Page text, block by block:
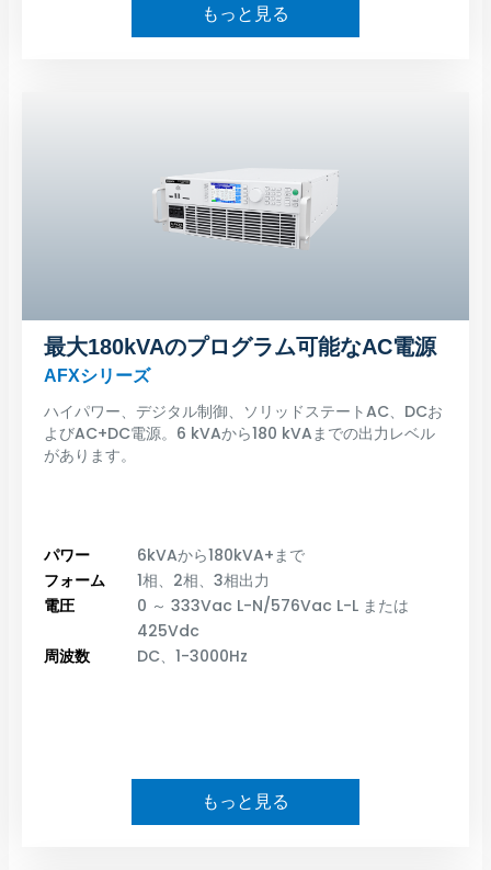
もっと見る
最大180kVAのプログラム可能なAC電源
AFXシリーズ
ハイパワー、デジタル制御、ソリッドステートAC、DCお
よびAC+DC電源。6 kVAから180 kVAまでの出力レベル
があります。
パワー
6kVAから180kVA+まで
フォーム
1相、2相、3相出力
電圧
0 ～ 333Vac L-N/576Vac L-L または
425Vdc
周波数
DC、1-3000Hz
もっと見る